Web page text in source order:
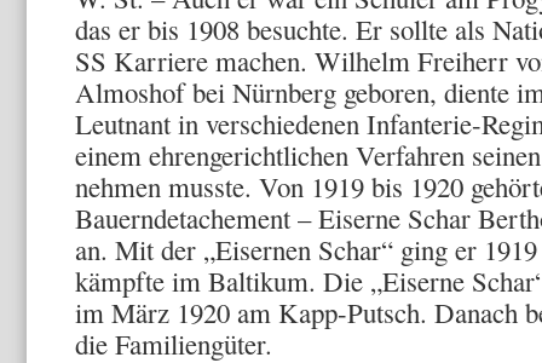
das er bis 1908 besuchte. Er sollte als
SS Karriere machen. Wilhelm Freiherr
Almoshof bei Nürnberg geboren, diente
Leutnant in verschiedenen Infanterie-
einem ehrengerichtlichen Verfahren
nehmen musste. Von 1919 bis 1920
Bauerndetachement – Eiserne Schar
an. Mit der „Eisernen Schar“ ging er
kämpfte im Baltikum. Die „Eiserne
im März 1920 am Kapp-Putsch. Danach
die Familiengüter.